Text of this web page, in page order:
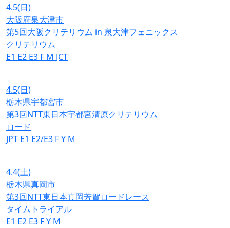
4.5(日)
大阪府泉大津市
第5回大阪クリテリウム in 泉大津フェニックス
クリテリウム
E1 E2 E3 F M JCT
4.5(日)
栃木県宇都宮市
第3回NTT東日本宇都宮清原クリテリウム
ロード
JPT E1 E2/E3 FY M
4.4(土)
栃木県真岡市
第3回NTT東日本真岡芳賀ロードレース
タイムトライアル
E1 E2 E3 FY M